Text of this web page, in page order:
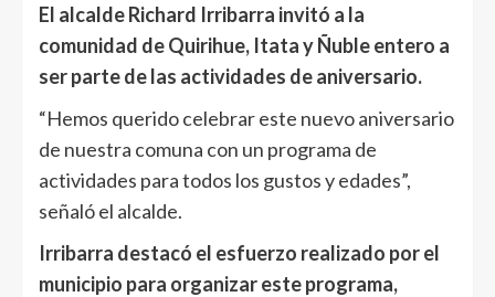
El alcalde Richard Irribarra invitó a la
comunidad de Quirihue, Itata y Ñuble entero a
ser parte de las actividades de aniversario.
“Hemos querido celebrar este nuevo aniversario
de nuestra comuna con un programa de
actividades para todos los gustos y edades”,
señaló el alcalde.
Irribarra destacó el esfuerzo realizado por el
municipio para organizar este programa,